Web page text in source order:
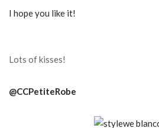
I hope you like it!
Lots of kisses!
@CCPetiteRobe